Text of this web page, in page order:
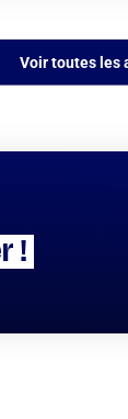
Voir toutes les
!